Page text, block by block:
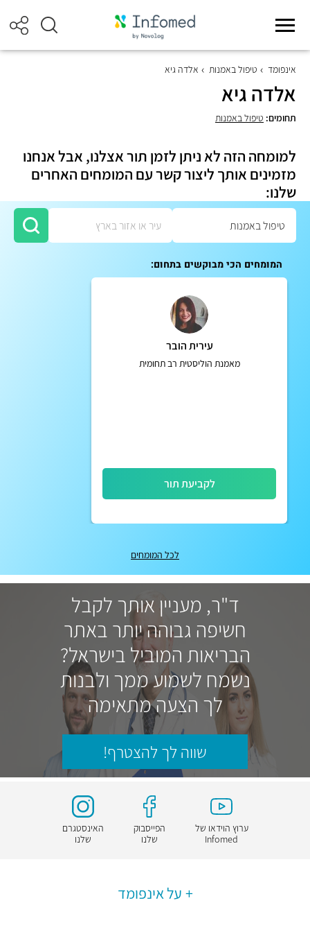
אינפומד טיפול באמנות אלדה גיא
אלדה גיא
תחומים: טיפול באמנות
למומחה הזה לא ניתן לזמן תור אצלנו, אבל אנחנו
מזמינים אותך ליצור קשר עם המומחים האחרים
שלנו:
המומחים הכי מבוקשים בתחום:
עירית הובר
מאמנת הוליסטית רב תחומית
לקביעת תור
לכל המומחים
ד"ר, מעניין אותך לקבל
חשיפה גבוהה יותר באתר
הבריאות המוביל בישראל?
נשמח לשמוע ממך ולבנות
לך הצעה מתאימה
שווה לך להצטרף!
ערוץ הוידאו של
Infomed
הפייסבוק
שלנו
האינסטגרם
שלנו
על אינפומד